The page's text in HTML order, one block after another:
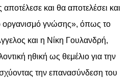
και θα αποτελέσει και
οργανισμό γνώσης», όπως το
και η Νίκη Γουλανδρή,
ηθική ως θεμέλιο για την
την επανασύνδεση του